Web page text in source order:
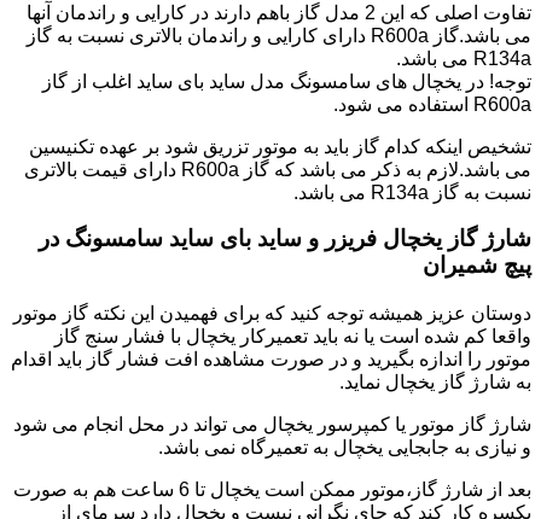
تفاوت اصلی که این 2 مدل گاز باهم دارند در کارایی و راندمان آنها
می باشد.گاز R600a دارای کارایی و راندمان بالاتری نسبت به گاز
R134a می باشد.
توجه! در یخچال های سامسونگ مدل ساید بای ساید اغلب از گاز
R600a استفاده می شود.
تشخیص اینکه کدام گاز باید به موتور تزریق شود بر عهده تکنیسین
می باشد.لازم به ذکر می باشد که گاز R600a دارای قیمت بالاتری
نسبت به گاز R134a می باشد.
شارژ گاز یخچال فریزر و ساید بای ساید سامسونگ در
پیچ شمیران
دوستان عزیز همیشه توجه کنید که برای فهمیدن این نکته گاز موتور
واقعا کم شده است یا نه باید تعمیرکار یخچال با فشار سنج گاز
موتور را اندازه بگیرید و در صورت مشاهده افت فشار گاز باید اقدام
به شارژ گاز یخچال نماید.
شارژ گاز موتور یا کمپرسور یخچال می تواند در محل انجام می شود
و نیازی به جابجایی یخچال به تعمیرگاه نمی باشد.
بعد از شارژ گاز،موتور ممکن است یخچال تا 6 ساعت هم به صورت
یکسره کار کند که جای نگرانی نیست و یخچال دارد سرمای از